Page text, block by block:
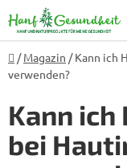
Inhalt
springen
Startseite
/ Magazin / Kann ich
verwenden?
Kann ich
bei